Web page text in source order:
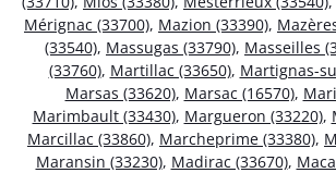
Mérignac (33700), Mazion (33390),
(33540), Massugas (33790), Masseilles
(33760), Martillac (33650), Martignas-
Marsas (33620), Marsac (16570),
Marimbault (33430), Margueron (33220),
Marcillac (33860), Marcheprime (33380),
Maransin (33230), Madirac (33670),